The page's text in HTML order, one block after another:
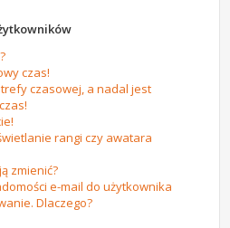
czas!
czasowej, a nadal jest
rangi czy awatara
zmienić?
e-mail do użytkownika
Dlaczego?